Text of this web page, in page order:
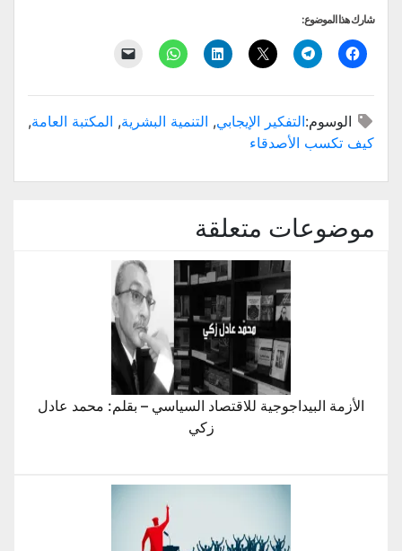
شارك هذا الموضوع:
انقر
للمشاركة
(فتح
نافذة
جديدة)
انقر
للمشاركة
(فتح
نافذة
جديدة)
النقر
للمشاركة
(فتح
نافذة
جديدة)
اضغط
لتشارك
(فتح
نافذة
جديدة)
انقر
للمشاركة
(فتح
نافذة
جديدة)
البريد
إلى
صديق
جديدة)
الوسوم:التفكير الإيجابي, التنمية البشرية, المكتبة العامة,
كيف تكسب الأصدقاء
موضوعات متعلقة
الأزمة البيداجوجية للاقتصاد السياسي – بقلم: محمد عادل
زكي